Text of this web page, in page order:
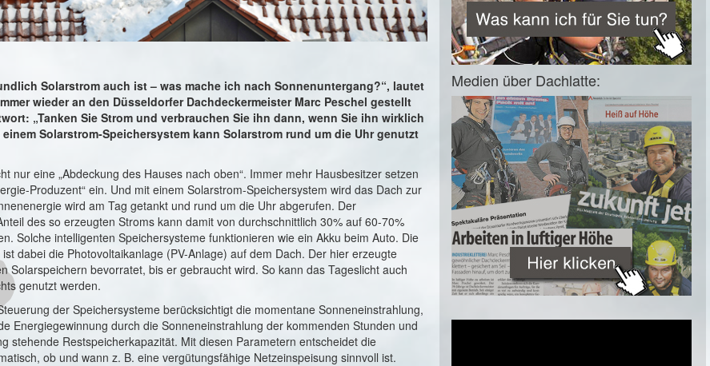
Solarstrom auch ist – was mache ich nach Sonnenuntergang?“, lautet
wieder an den Düsseldorfer Dachdeckermeister Marc Peschel gestellt
„Tanken Sie Strom und verbrauchen Sie ihn dann, wenn Sie ihn wirklich
Solarstrom-Speichersystem kann Solarstrom rund um die Uhr genutzt
nur eine „Abdeckung des Hauses nach oben“. Immer mehr Hausbesitzer setzen
Produzent“ ein. Und mit einem Solarstrom-Speichersystem wird das Dach zur
wird am Tag getankt und rund um die Uhr abgerufen. Der
des so erzeugten Stroms kann damit von durchschnittlich 30% auf 60-70%
Solche intelligenten Speichersysteme funktionieren wie ein Akku beim Auto. Die
ist dabei die Photovoltaikanlage (PV-Anlage) auf dem Dach. Der hier erzeugte
Solarspeichern bevorratet, bis er gebraucht wird. So kann das Tageslicht auch
genutzt werden.
der Speichersysteme berücksichtigt die momentane Sonneneinstrahlung,
Energiegewinnung durch die Sonneneinstrahlung der kommenden Stunden und
stehende Restspeicherkapazität. Mit diesen Parametern entscheidet die
ob und wann z. B. eine vergütungsfähige Netzeinspeisung sinnvoll ist.
Medien über Dachlatte: